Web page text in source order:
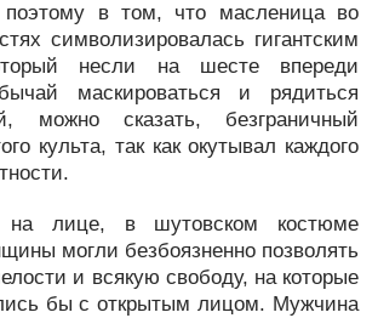
поэтому в том, что масленица во
символизировалась гигантским
несли на шесте впереди
маскироваться и рядиться
можно сказать, безграничный
культа, так как окутывал каждого
лице, в шутовском костюме
могли безбоязненно позволять
и всякую свободу, на которые
бы с открытым лицом. Мужчина